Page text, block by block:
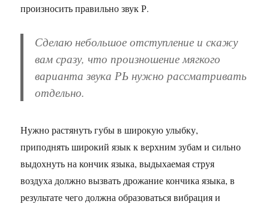
произносить правильно звук Р.
Сделаю небольшое отступление и скажу
вам сразу, что произношение мягкого
варианта звука РЬ нужно рассматривать
отдельно.
Нужно растянуть губы в широкую улыбку,
приподнять широкий язык к верхним зубам и сильно
выдохнуть на кончик языка, выдыхаемая струя
воздуха должно вызвать дрожание кончика языка, в
результате чего должна образоваться вибрация и